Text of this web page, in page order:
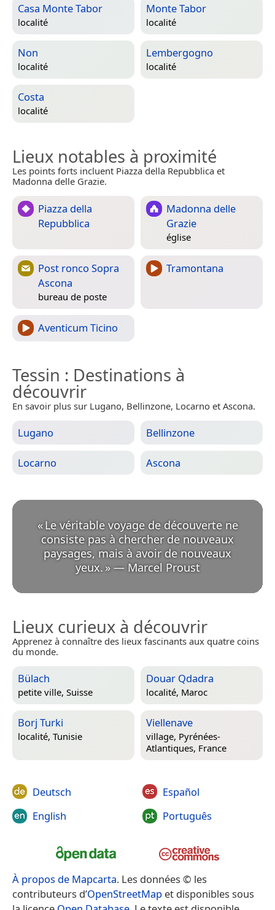
Casa Monte Tabor
localité
Monte Tabor
localité
Non
localité
Lembergogno
localité
Costa
localité
Lieux notables à proximité
Les points forts incluent Piazza della Repubblica et
Madonna delle Grazie.
Piazza della
Repubblica
Madonna delle
Grazie
église
Post ronco Sopra
Ascona
bureau de poste
Tramontana
Aventicum Ticino
Tessin : Destinations à
découvrir
En savoir plus sur Lugano, Bellinzone, Locarno et Ascona.
Lugano Bellinzone
Locarno Ascona
«Le véritable voyage de découverte ne
consiste pas à chercher de nouveaux
paysages, mais à avoir de nouveaux
yeux. » — Marcel Proust
Lieux curieux à découvrir
Apprenez à connaître des lieux fascinants aux quatre coins
du monde.
Bülach
petite ville, Suisse
Douar Qdadra
localité, Maroc
Borj Turki
localité, Tunisie
Viellenave
village, Pyrénées-
Atlantiques, France
Deutsch
English
Español
Português
À propos de Mapcarta. Les données © les
contributeurs d’OpenStreetMap et disponibles sous